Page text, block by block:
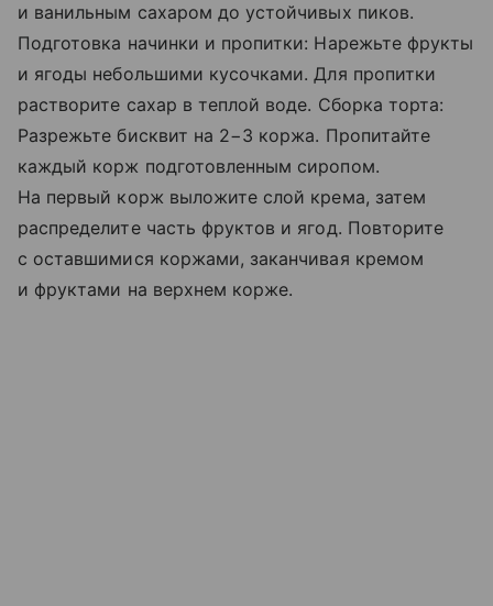
и ванильным сахаром до устойчивых пиков.
Подготовка начинки и пропитки: Нарежьте фрукты
и ягоды небольшими кусочками. Для пропитки
растворите сахар в теплой воде. Сборка торта:
Разрежьте бисквит на 2−3 коржа. Пропитайте
каждый корж подготовленным сиропом.
На первый корж выложите слой крема, затем
распределите часть фруктов и ягод. Повторите
с оставшимися коржами, заканчивая кремом
и фруктами на верхнем корже.